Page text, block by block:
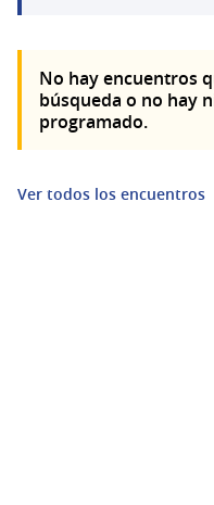
No hay encuentros
búsqueda o no hay
programado.
Ver todos los encuentros